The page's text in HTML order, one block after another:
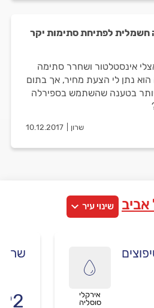
חשמלית לפתיחת סתימות יקר
אינסטלטור ושחרר סתימה
נתן לי הצעת מחיר, אך בתום
יותר בטענה שהשתמש בספירלה
שרון 10.12.2017
שינוי עיר
אירקלי
סוסליה